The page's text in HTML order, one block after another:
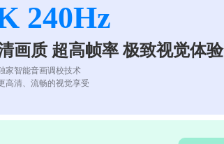
240Hz
画质 超高帧率 极致视觉体验
家智能音画调校技术
高清、流畅的视觉享受